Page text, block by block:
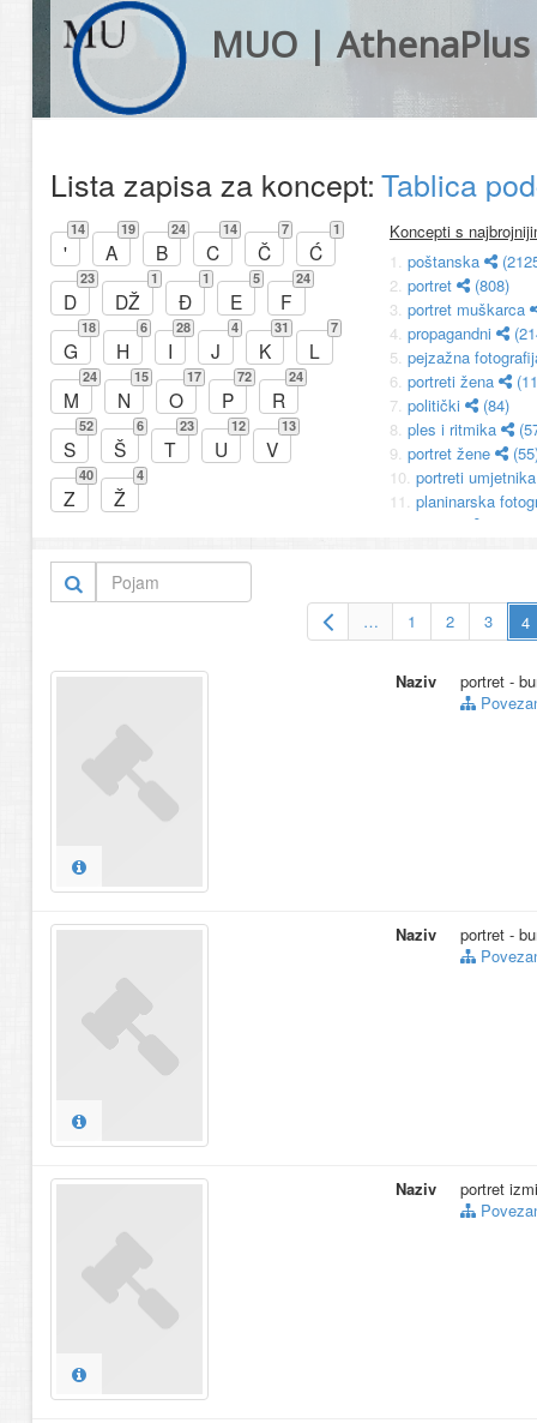
MUO | AthenaPlus
Lista zapisa za koncept:Tablica
'
14
A
19
B
24
C
14
Č
7
Ć
1
D
23
DŽ
1
Đ
1
E
5
F
24
G
18
H
6
I
28
J
4
K
31
L
7
M
24
N
15
O
17
P
72
R
24
S
52
Š
6
T
23
U
12
V
13
Z
40
Ž
4
Koncepti s
1. poštanska
2. portret
(808)
3. portret muškarca
4. propagandni
5. pejzažna
6. portreti žena
7. politički
(84)
8. ples i ritmika
9. portret žene
10. portreti
11. planinarska
(29)
15. povijesni prikaz
Više… (72)
… 1 2 3
Naziv
portret -
Naziv
portret -
Naziv
portret